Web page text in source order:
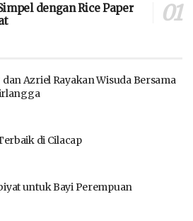
dengan Rice Paper
Azriel Rayakan Wisuda Bersama
di Cilacap
untuk Bayi Perempuan